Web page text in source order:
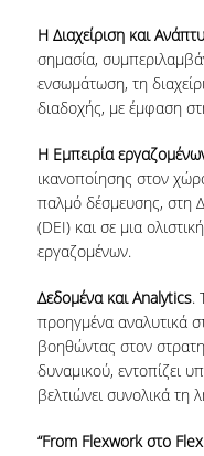
ΑΠΟ ΤΗ
ΣΥΝΕΔΡΙΑ
ΘΕΡΙΝΟ
HRM
ΔΙΑΚΡΙΣΕΙΣ
ΔΙΑΣΦΑΛΙΣΗ
Η Διαχείριση και
σημασία,
ενσωμάτωση, τη
διαδοχής, με έμφαση
Η Εμπειρία
ικανοποίησης στον
παλμό δέσμευσης, στη
(DEI) και σε μια
εργαζομένων.
Δεδομένα και Analytics.
προηγμένα αναλυτικά
βοηθώντας στον
δυναμικού, εντοπίζει
βελτιώνει συνολικά
“From Flexwork στο